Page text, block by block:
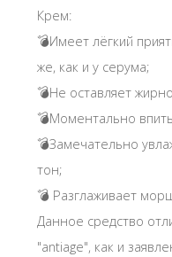
Крем:
💣Имеет лёгкий
же, как и у серума;
💣Не оставляет
💣Моментально
💣Замечательно
тон;
💣 Разглаживает
Данное средство
"antiage", как и